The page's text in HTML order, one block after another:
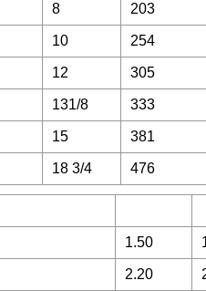
8 203
10 254
12 305
131/8 333
15 381
18 3/4 476
1.50
2.20